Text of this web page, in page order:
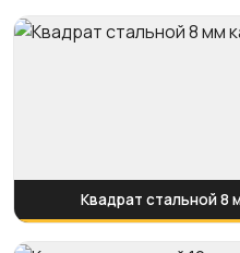
Квадрат стальной 8